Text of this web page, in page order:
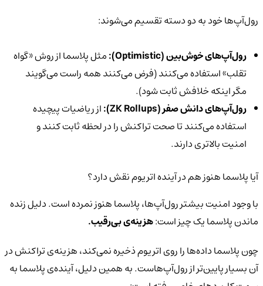
رول‌آپ‌ها خود به دو دسته تقسیم می‌شوند:
رول‌آپ‌های خوش‌بین (Optimistic
):مثل پلاسما از روش «گواه
تقلب» استفاده می‌کنند (فرض می‌کنند همه راست می‌گویند
مگر اینکه خلافش ثابت شود).
رول‌آپ‌های دانش صفر (ZK Rollups
):از ریاضیات پیچیده
استفاده می‌کنند تا صحت تراکنش را در لحظه ثابت کنند و
امنیت بالاتری دارند.
آیا پلاسما هنوز هم در آینده اتریوم نقش دارد؟
با وجود امنیت بیشتر رول‌آپ‌ها، پلاسما هنوز نمرده است. دلیل زنده
ماندن پلاسما یک چیز است:هزینه‌ی بی‌رقیب.
چون پلاسما داده‌ها را روی اتریوم ذخیره نمی‌کند، هزینه‌ی تراکنش در
آن بسیار پایین‌تر از رول‌آپ‌هاست. به همین دلیل، آینده‌ی پلاسما به